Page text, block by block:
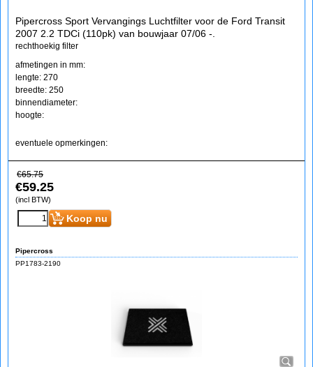
Pipercross Sport Vervangings Luchtfilter voor de Ford Transit
2007 2.2 TDCi (110pk) van bouwjaar 07/06 -.
rechthoekig filter
afmetingen in mm:
lengte: 270
breedte: 250
binnendiameter:
hoogte:
eventuele opmerkingen:
€65.75
€59.25
(incl BTW)
Koop nu
Pipercross
PP1783-2190